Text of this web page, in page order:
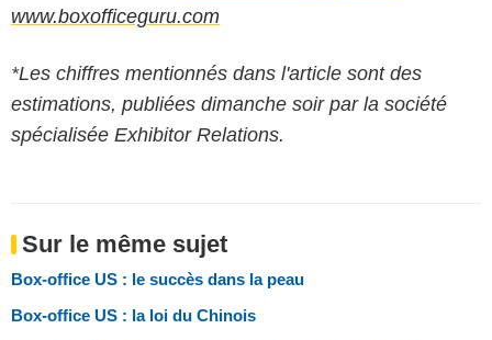
www.boxofficeguru.com
*Les chiffres mentionnés dans l'article sont des
estimations, publiées dimanche soir par la société
spécialisée Exhibitor Relations.
Sur le même sujet
Box-office US : le succès dans la peau
Box-office US : la loi du Chinois